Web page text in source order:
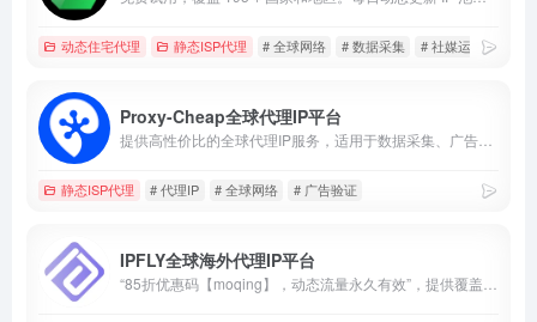
动态住宅代理 静态ISP代理 # 全球网络 # 数据采集 # 社媒运营
Proxy-Cheap全球代理IP平台
静态ISP代理 # 代理IP # 全球网络 # 广告验证
IPFLY全球海外代理IP平台